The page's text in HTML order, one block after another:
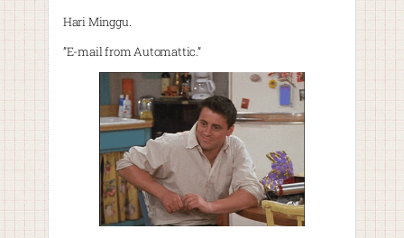
Hari Minggu.
”E-mail from Automattic.”